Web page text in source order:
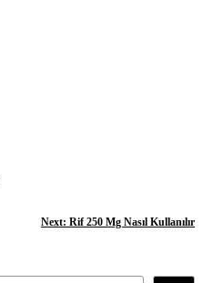
Next: Rif 250 Mg Nasıl Kullanılır